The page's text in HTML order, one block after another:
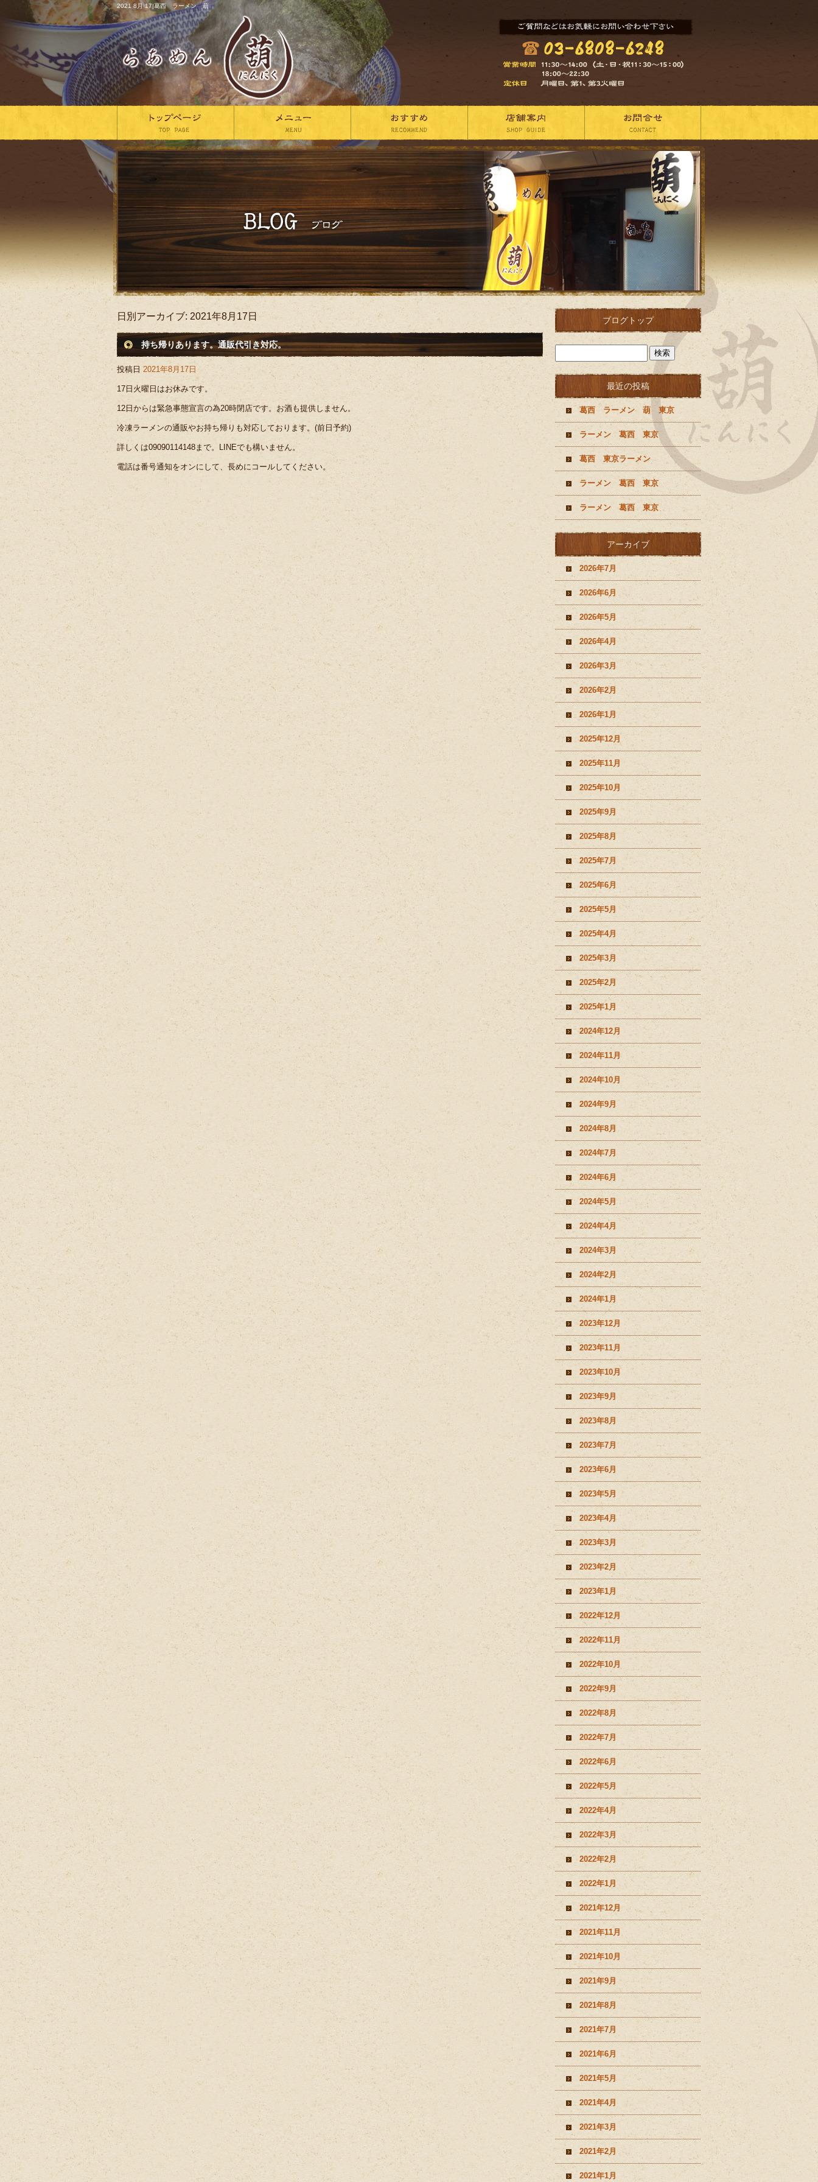
2021 8月 17|葛西 ラーメン 葫
日別アーカイブ: 2021年8月17日
持ち帰りあります。通販代引き対応。
投稿日 2021年8月17日
17日火曜日はお休みです。
12日からは緊急事態宣言の為20時閉店です。お酒も提供しません。
冷凍ラーメンの通販やお持ち帰りも対応しております。(前日予約)
詳しくは09090114148まで。LINEでも構いません。
電話は番号通知をオンにして、長めにコールしてください。
ブログトップ
最近の投稿
葛西 ラーメン 葫 東京
ラーメン 葛西 東京
葛西 東京ラーメン
ラーメン 葛西 東京
ラーメン 葛西 東京
アーカイブ
2026年7月
2026年6月
2026年5月
2026年4月
2026年3月
2026年2月
2026年1月
2025年12月
2025年11月
2025年10月
2025年9月
2025年8月
2025年7月
2025年6月
2025年5月
2025年4月
2025年3月
2025年2月
2025年1月
2024年12月
2024年11月
2024年10月
2024年9月
2024年8月
2024年7月
2024年6月
2024年5月
2024年4月
2024年3月
2024年2月
2024年1月
2023年12月
2023年11月
2023年10月
2023年9月
2023年8月
2023年7月
2023年6月
2023年5月
2023年4月
2023年3月
2023年2月
2023年1月
2022年12月
2022年11月
2022年10月
2022年9月
2022年8月
2022年7月
2022年6月
2022年5月
2022年4月
2022年3月
2022年2月
2022年1月
2021年12月
2021年11月
2021年10月
2021年9月
2021年8月
2021年7月
2021年6月
2021年5月
2021年4月
2021年3月
2021年2月
2021年1月